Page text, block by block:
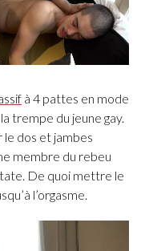
à 4 pattes en mode
trempe du jeune gay.
le dos et jambes
membre du rebeu
De quoi mettre le
l’orgasme.